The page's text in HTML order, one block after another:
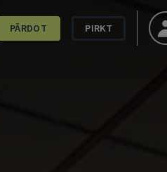
PĀRDOT PIRKT